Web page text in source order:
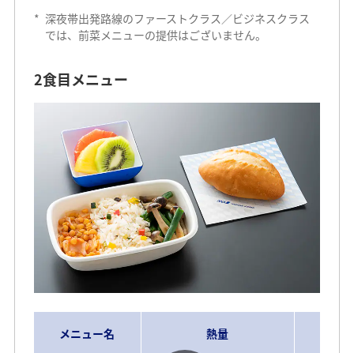
* 深夜帯出発路線のファーストクラス／ビジネスクラス
では、前菜メニューの提供はございません。
2食目メニュー
メニュー名 熱量